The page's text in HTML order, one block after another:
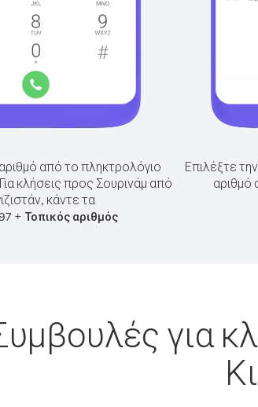
από το πληκτρολόγιο
Για κλήσεις προς Σουρινάμ από
κάντε τα
+ Τοπικός αριθμός
Επιλέξτε
για